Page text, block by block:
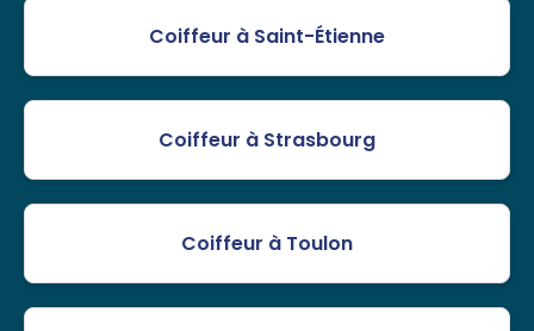
Coiffeur à Saint-Étienne
Coiffeur à Strasbourg
Coiffeur à Toulon